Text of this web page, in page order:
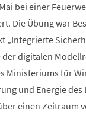
bei einer
Die Übung war
„Integrierte
der digitalen
Ministeriums für
und Energie des
einen Zeitraum